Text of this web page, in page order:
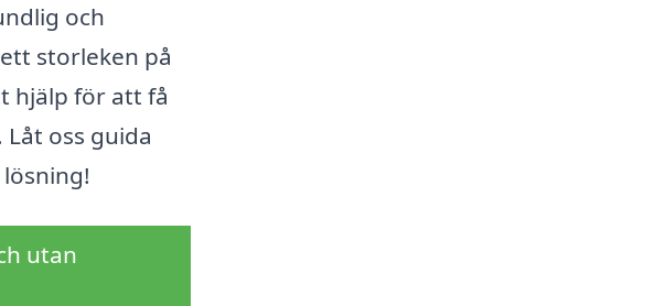
och
storleken på
hjälp för att få
oss guida
utan